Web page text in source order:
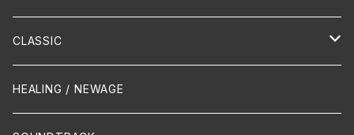
Hip-Hop/Dancehall Reggae
Piano
Crossover / Fusion
HAWAIIAN
Chanson
CLASSIC
Piano
HEALING / NEWAGE